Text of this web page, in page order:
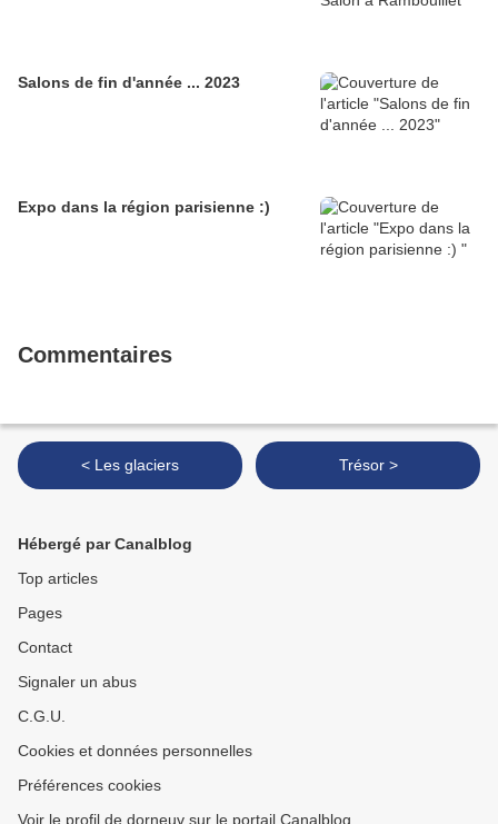
Salons de fin d'année ... 2023
Expo dans la région parisienne :)
Commentaires
< Les glaciers Trésor >
Hébergé par Canalblog
Top articles
Pages
Contact
Signaler un abus
C.G.U.
Cookies et données personnelles
Préférences cookies
Voir le profil de dorneuv sur le portail Canalblog